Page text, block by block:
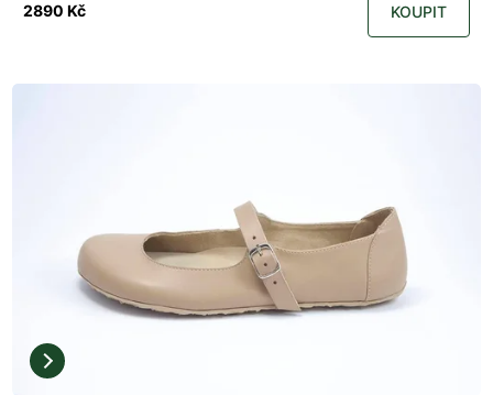
2890 Kč KOUPIT